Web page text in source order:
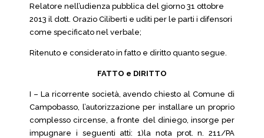
Relatore nell’udienza pubblica del giorno 31 ottobre
2013 il dott. Orazio Ciliberti e uditi per le parti i difensori
come specificato nel verbale;
Ritenuto e considerato in fatto e diritto quanto segue.
FATTO e DIRITTO
I – La ricorrente società, avendo chiesto al Comune di
Campobasso, l’autorizzazione per installare un proprio
complesso circense, a fronte del diniego, insorge per
impugnare i seguenti atti: 1)la nota prot. n. 211/PA